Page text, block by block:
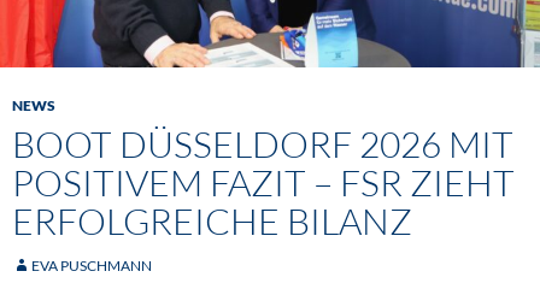
NEWS
BOOT DÜSSELDORF 2026 MIT
POSITIVEM FAZIT – FSR ZIEHT
ERFOLGREICHE BILANZ
EVA PUSCHMANN